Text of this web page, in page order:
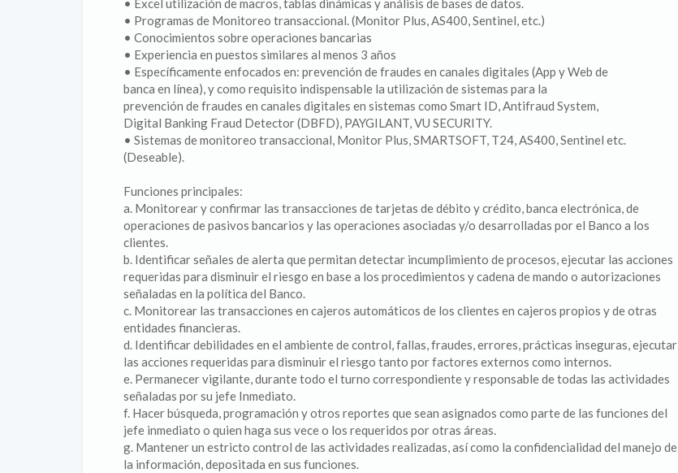
• Excel utilización de macros, tablas dinámicas y análisis de bases de datos.
• Programas de Monitoreo transaccional. (Monitor Plus, AS400, Sentinel, etc.)
• Conocimientos sobre operaciones bancarias
• Experiencia en puestos similares al menos 3 años
• Específicamente enfocados en: prevención de fraudes en canales digitales (App y Web de
banca en línea), y como requisito indispensable la utilización de sistemas para la
prevención de fraudes en canales digitales en sistemas como Smart ID, Antifraud System,
Digital Banking Fraud Detector (DBFD), PAYGILANT, VU SECURITY.
• Sistemas de monitoreo transaccional, Monitor Plus, SMARTSOFT, T24, AS400, Sentinel etc.
(Deseable).
Funciones principales:
a. Monitorear y confirmar las transacciones de tarjetas de débito y crédito, banca electrónica, de
operaciones de pasivos bancarios y las operaciones asociadas y/o desarrolladas por el Banco a los
clientes.
b. Identificar señales de alerta que permitan detectar incumplimiento de procesos, ejecutar las acciones
requeridas para disminuir el riesgo en base a los procedimientos y cadena de mando o autorizaciones
señaladas en la política del Banco.
c. Monitorear las transacciones en cajeros automáticos de los clientes en cajeros propios y de otras
entidades financieras.
d. Identificar debilidades en el ambiente de control, fallas, fraudes, errores, prácticas inseguras, ejecutar
las acciones requeridas para disminuir el riesgo tanto por factores externos como internos.
e. Permanecer vigilante, durante todo el turno correspondiente y responsable de todas las actividades
señaladas por su jefe Inmediato.
f. Hacer búsqueda, programación y otros reportes que sean asignados como parte de las funciones del
jefe inmediato o quien haga sus vece o los requeridos por otras áreas.
g. Mantener un estricto control de las actividades realizadas, así como la confidencialidad del manejo de
la información, depositada en sus funciones.